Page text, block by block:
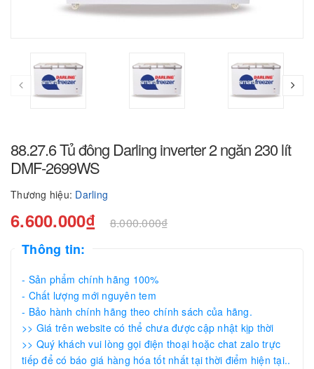
88.27.6 Tủ đông Darling inverter 2 ngăn 230 lít
DMF-2699WS
Thương hiệu: Darling
6.600.000₫ 8.000.000₫
Thông tin:
- Sản phẩm chính hãng 100%
- Chất lượng mới nguyên tem
- Bảo hành chính hãng theo chính sách của hãng.
>> Giá trên website có thể chưa được cập nhật kịp thời
>> Quý khách vui lòng gọi điện thoại hoặc chat zalo trực
tiếp để có báo giá hàng hóa tốt nhất tại thời điểm hiện tại..